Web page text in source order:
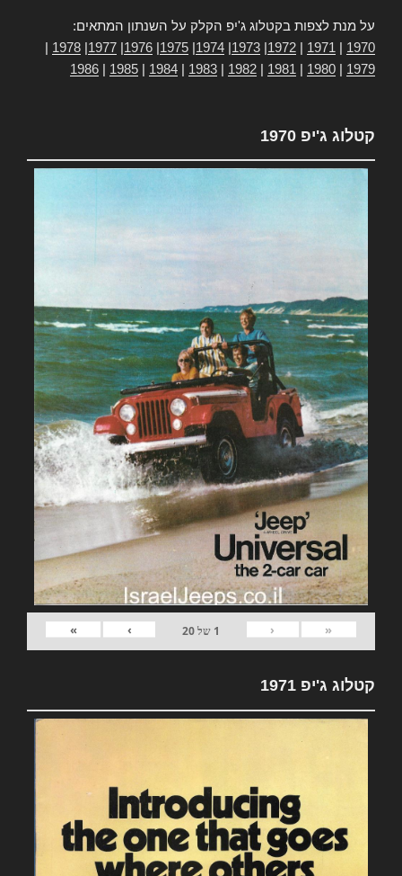
על מנת לצפות בקטלוג ג'יפ הקלק על השנתון המתאים:
1970
1971
1972
1973
1974
1975
1976
1977
1978
1979
1980
1981
1982
1983
1984
1985
1986
קטלוג ג'יפ 1970
«
‹
1 של20
›
»
קטלוג ג'יפ 1971